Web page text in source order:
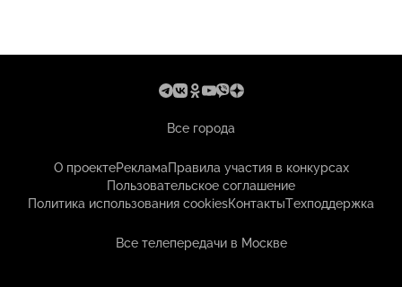
Все города
О проектеРекламаПравила участия в конкурсах
Пользовательское соглашение
Политика использования cookiesКонтактыТехподдержка
Все телепередачи в Москве